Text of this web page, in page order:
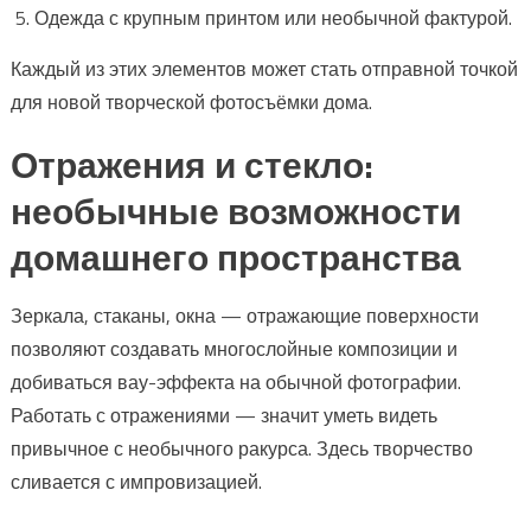
Одежда с крупным принтом или необычной фактурой.
Каждый из этих элементов может стать отправной точкой
для новой творческой фотосъёмки дома.
Отражения и стекло:
необычные возможности
домашнего пространства
Зеркала, стаканы, окна — отражающие поверхности
позволяют создавать многослойные композиции и
добиваться вау-эффекта на обычной фотографии.
Работать с отражениями — значит уметь видеть
привычное с необычного ракурса. Здесь творчество
сливается с импровизацией.